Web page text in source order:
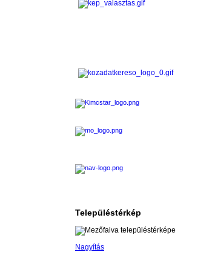
Településtérkép
Nagyítás